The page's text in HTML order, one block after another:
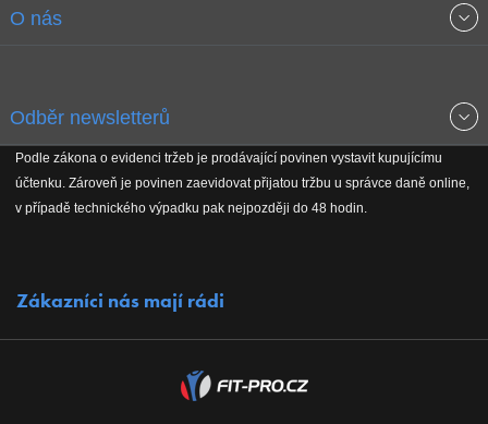
Obchodní podmínky
Reklamační řád
O nás
Koho podporujeme
Odběr newsletterů
Podle zákona o evidenci tržeb je prodávající povinen vystavit kupujícímu
účtenku. Zároveň je povinen zaevidovat přijatou tržbu u správce daně online,
v případě technického výpadku pak nejpozději do 48 hodin.
Zákazníci nás mají rádi